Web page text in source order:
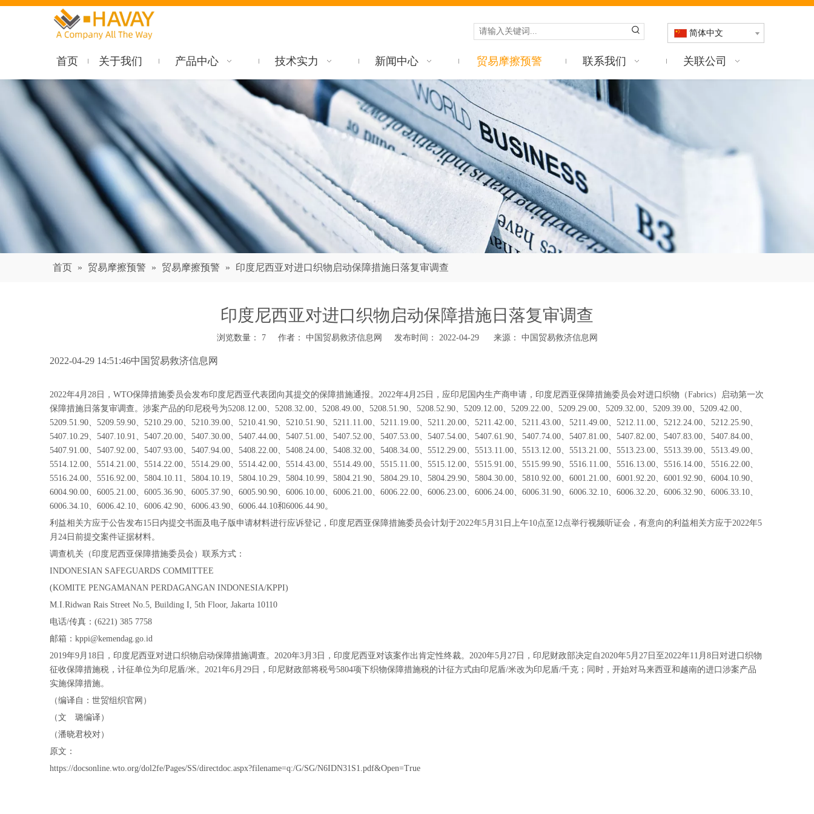
简体中文
首页 关于我们 产品中心 技术实力 新闻中心 贸易摩擦预警 联系我们 关联公司
首页 » 贸易摩擦预警 » 贸易摩擦预警 » 印度尼西亚对进口织物启动保障措施日落复审调查
印度尼西亚对进口织物启动保障措施日落复审调查
浏览数量： 7作者： 中国贸易救济信息网 发布时间： 2022-04-29 来源： 中国贸易救济信息网
["wechat","weibo","qzone","douban","email"]
2022-04-29 14:51:46中国贸易救济信息网
2022年4月28日，WTO保障措施委员会发布印度尼西亚代表团向其提交的保障措施通报。2022年4月25日，应印尼国内生产商申请，印度尼西亚保障措施委员会对进口织物（Fabrics）启动第一次
保障措施日落复审调查。涉案产品的印尼税号为5208.12.00、5208.32.00、5208.49.00、5208.51.90、5208.52.90、5209.12.00、5209.22.00、5209.29.00、5209.32.00、5209.39.00、5209.42.00、
5209.51.90、5209.59.90、5210.29.00、5210.39.00、5210.41.90、5210.51.90、5211.11.00、5211.19.00、5211.20.00、5211.42.00、5211.43.00、5211.49.00、5212.11.00、5212.24.00、5212.25.90、
5407.10.29、5407.10.91、5407.20.00、5407.30.00、5407.44.00、5407.51.00、5407.52.00、5407.53.00、5407.54.00、5407.61.90、5407.74.00、5407.81.00、5407.82.00、5407.83.00、5407.84.00、
5407.91.00、5407.92.00、5407.93.00、5407.94.00、5408.22.00、5408.24.00、5408.32.00、5408.34.00、5512.29.00、5513.11.00、5513.12.00、5513.21.00、5513.23.00、5513.39.00、5513.49.00、
5514.12.00、5514.21.00、5514.22.00、5514.29.00、5514.42.00、5514.43.00、5514.49.00、5515.11.00、5515.12.00、5515.91.00、5515.99.90、5516.11.00、5516.13.00、5516.14.00、5516.22.00、
5516.24.00、5516.92.00、5804.10.11、5804.10.19、5804.10.29、5804.10.99、5804.21.90、5804.29.10、5804.29.90、5804.30.00、5810.92.00、6001.21.00、6001.92.20、6001.92.90、6004.10.90、
6004.90.00、6005.21.00、6005.36.90、6005.37.90、6005.90.90、6006.10.00、6006.21.00、6006.22.00、6006.23.00、6006.24.00、6006.31.90、6006.32.10、6006.32.20、6006.32.90、6006.33.10、
6006.34.10、6006.42.10、6006.42.90、6006.43.90、6006.44.10和6006.44.90。
利益相关方应于公告发布15日内提交书面及电子版申请材料进行应诉登记，印度尼西亚保障措施委员会计划于2022年5月31日上午10点至12点举行视频听证会，有意向的利益相关方应于2022年5
月24日前提交案件证据材料。
调查机关（印度尼西亚保障措施委员会）联系方式：
INDONESIAN SAFEGUARDS COMMITTEE
(KOMITE PENGAMANAN PERDAGANGAN INDONESIA/KPPI)
M.I.Ridwan Rais Street No.5, Building I, 5th Floor, Jakarta 10110
电话/传真：(6221) 385 7758
邮箱：kppi@kemendag.go.id
2019年9月18日，印度尼西亚对进口织物启动保障措施调查。2020年3月3日，印度尼西亚对该案作出肯定性终裁。2020年5月27日，印尼财政部决定自2020年5月27日至2022年11月8日对进口织物
征收保障措施税，计征单位为印尼盾/米。2021年6月29日，印尼财政部将税号5804项下织物保障措施税的计征方式由印尼盾/米改为印尼盾/千克；同时，开始对马来西亚和越南的进口涉案产品
实施保障措施。
（编译自：世贸组织官网）
（文 璐编译）
（潘晓君校对）
原文：
https://docsonline.wto.org/dol2fe/Pages/SS/directdoc.aspx?filename=q:/G/SG/N6IDN31S1.pdf&Open=True